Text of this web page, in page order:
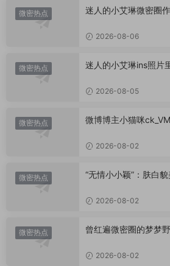
微密热点
迷人的小艾琳微密圈
2026-08-06
微密热点
迷人的小艾琳ins照片
2026-08-05
微密热点
微博博主小猫咪
2026-08-02
微密热点
“无情小小颖”：肤白
2026-08-02
微密热点
曾红遍微密圈的梦梦
2026-08-02